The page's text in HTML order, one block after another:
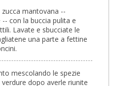
mantovana --
con la buccia pulita e
Lavate e sbucciate le
una parte a fettine
mescolando le spezie
dopo averle riunite